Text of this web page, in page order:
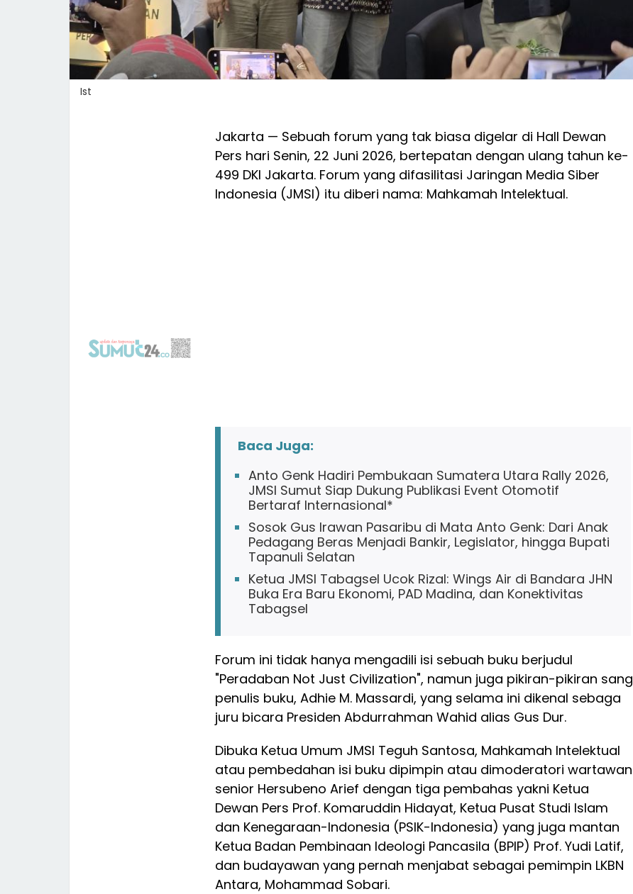
Ist
Jakarta — Sebuah forum yang tak biasa digelar di Hall Dewan
Pers hari Senin, 22 Juni 2026, bertepatan dengan ulang tahun ke-
499 DKI Jakarta. Forum yang difasilitasi Jaringan Media Siber
Indonesia (JMSI) itu diberi nama: Mahkamah Intelektual.
Baca Juga:
Anto Genk Hadiri Pembukaan Sumatera Utara Rally 2026,
JMSI Sumut Siap Dukung Publikasi Event Otomotif
Bertaraf Internasional*
Sosok Gus Irawan Pasaribu di Mata Anto Genk: Dari Anak
Pedagang Beras Menjadi Bankir, Legislator, hingga Bupati
Tapanuli Selatan
Ketua JMSI Tabagsel Ucok Rizal: Wings Air di Bandara JHN
Buka Era Baru Ekonomi, PAD Madina, dan Konektivitas
Tabagsel
Forum ini tidak hanya mengadili isi sebuah buku berjudul
"Peradaban Not Just Civilization", namun juga pikiran-pikiran sang
penulis buku, Adhie M. Massardi, yang selama ini dikenal sebaga
juru bicara Presiden Abdurrahman Wahid alias Gus Dur.
Dibuka Ketua Umum JMSI Teguh Santosa, Mahkamah Intelektual
atau pembedahan isi buku dipimpin atau dimoderatori wartawan
senior Hersubeno Arief dengan tiga pembahas yakni Ketua
Dewan Pers Prof. Komaruddin Hidayat, Ketua Pusat Studi Islam
dan Kenegaraan-Indonesia (PSIK-Indonesia) yang juga mantan
Ketua Badan Pembinaan Ideologi Pancasila (BPIP) Prof. Yudi Latif,
dan budayawan yang pernah menjabat sebagai pemimpin LKBN
Antara, Mohammad Sobari.